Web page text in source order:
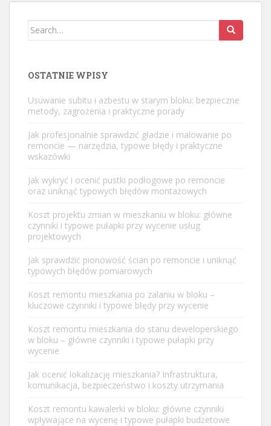
Search
OSTATNIE WPISY
Usuwanie subitu i azbestu w starym bloku: bezpieczne
metody, zagrożenia i praktyczne porady
Jak profesjonalnie sprawdzić gładzie i malowanie po
remoncie — narzędzia, typowe błędy i praktyczne
wskazówki
Jak wykryć i ocenić pustki podłogowe po remoncie
oraz uniknąć typowych błędów montażowych
Koszt projektu zmian w mieszkaniu w bloku: główne
czynniki i typowe pułapki przy wycenie usług
projektowych
Jak sprawdzić pionowość ścian po remoncie i uniknąć
typowych błędów pomiarowych
Koszt remontu mieszkania po zalaniu w bloku –
kluczowe czynniki i typowe błędy przy wycenie
Koszt remontu mieszkania do stanu deweloperskiego
w bloku – główne czynniki i typowe pułapki przy
wycenie
Jak ocenić lokalizację mieszkania? Infrastruktura,
komunikacja, bezpieczeństwo i koszty utrzymania
Koszt remontu kawalerki w bloku: główne czynniki
wpływające na wycenę i typowe pułapki budżetowe